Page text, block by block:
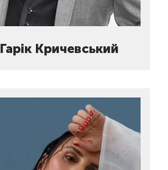
Гарік Кричевський